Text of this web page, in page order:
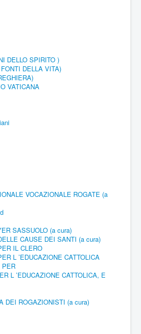
DELLO SPIRITO )
DELLA VITA)
VATICANA
VOCAZIONALE ROGATE (a
SASSUOLO (a cura)
CAUSE DEI SANTI (a cura)
IL CLERO
L ’EDUCAZIONE CATTOLICA
PER
L ’EDUCAZIONE CATTOLICA, E
DEI ROGAZIONISTI (a cura)